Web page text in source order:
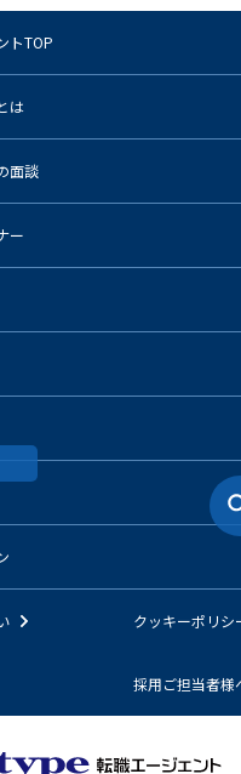
トTOP
は
面談
ー
クッキーポリシ
採用ご担当者様